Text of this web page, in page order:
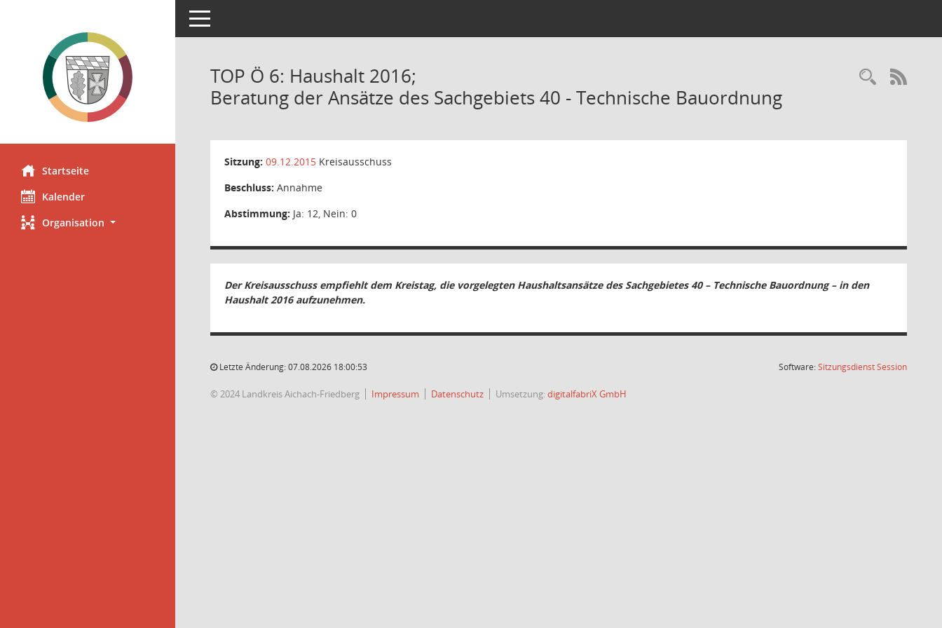
Startseite
Kalender
Organisation
Toggle navigation
TOP Ö 6: Haushalt 2016;
Beratung der Ansätze des Sachgebiets 40 - Technische Bauordnung
Sitzung: 09.12.2015 Kreisausschuss
Beschluss: Annahme
Abstimmung: Ja: 12, Nein: 0
Der Kreisausschuss empfiehlt dem Kreistag, die vorgelegten Haushaltsansätze des Sachgebietes 40 – Technische Bauordnung – in den
Haushalt 2016 aufzunehmen.
Letzte Änderung: 07.08.2026 18:00:53 Software:SitzungsdienstSession(Wird in
© 2024 Landkreis Aichach-Friedberg Impressum Datenschutz Umsetzung:digitalfabriX GmbH